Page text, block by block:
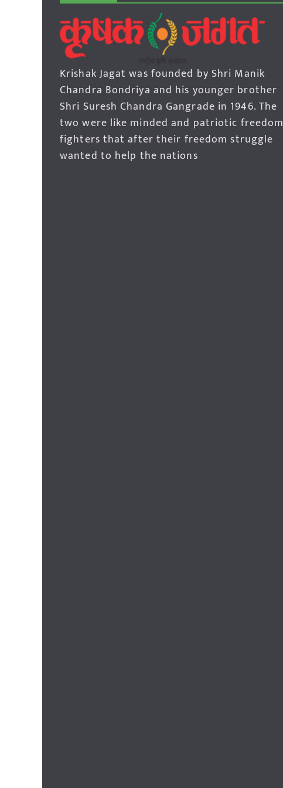
Krishak Jagat was founded by Shri Manik
Chandra Bondriya and his younger brother
Shri Suresh Chandra Gangrade in 1946. The
two were like minded and patriotic freedom
fighters that after their freedom struggle
wanted to help the nations